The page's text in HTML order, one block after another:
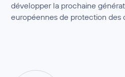
développer la prochaine
européennes de protection des